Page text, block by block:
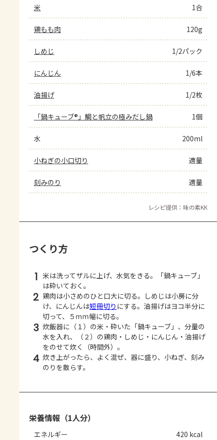
米 1合
鶏もも肉 120g
しめじ 1/2パック
にんじん 1/6本
油揚げ 1/2枚
「鍋キューブ®」鯛と帆立の極みだし鍋 1個
水 200ml
小ねぎの小口切り 適量
刻みのり 適量
レシピ提供：味の素KK
つくり方
1 米は洗ってザルに上げ、水気をきる。「鍋キューブ」
は砕いておく。
2 鶏肉は小さめのひと口大に切る。しめじは小房に分
け、にんじんは短冊切り にする。油揚げはヨコ半分に
切って、５ｍｍ幅に切る。
3 炊飯器に（１）の米・砕いた「鍋キューブ」、分量の
水を入れ、（２）の鶏肉・しめじ・にんじん・油揚げ
をのせて炊く（時間外）。
4 炊き上がったら、よく混ぜ、器に盛り、小ねぎ、刻み
のりを散らす。
栄養情報（1人分）
エネルギー 420 kcal